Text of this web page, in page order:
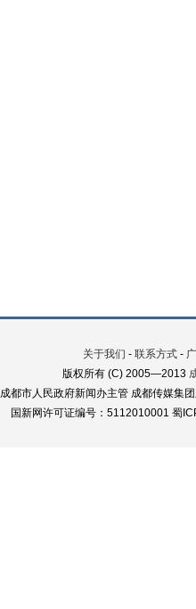
关于我们 - 联系方式 -
版权所有 (C) 2005—2013
成都市人民政府新闻办主管 成都传媒集
国新网许可证编号：5112010001 蜀